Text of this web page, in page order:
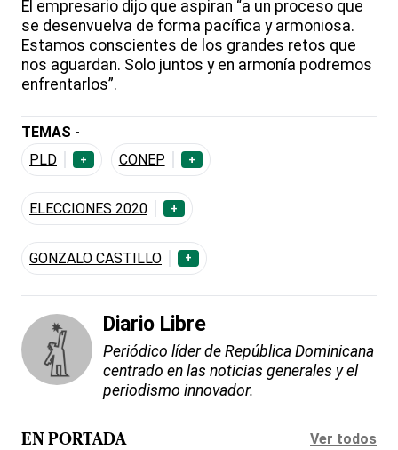
El empresario dijo que aspiran “a un proceso que
se desenvuelva de forma pacífica y armoniosa.
Estamos conscientes de los grandes retos que
nos aguardan. Solo juntos y en armonía podremos
enfrentarlos”.
TEMAS -
PLD
+ CONEP +
ELECCIONES 2020 +
GONZALO CASTILLO +
Diario Libre
Periódico líder de República Dominicana
centrado en las noticias generales y el
periodismo innovador.
EN PORTADA Ver todos